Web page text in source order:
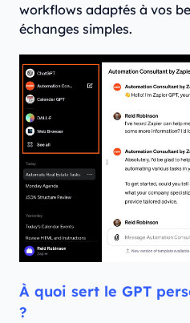
workflows adaptés à vos
échanges simples.
À quoi sert le GPT
?